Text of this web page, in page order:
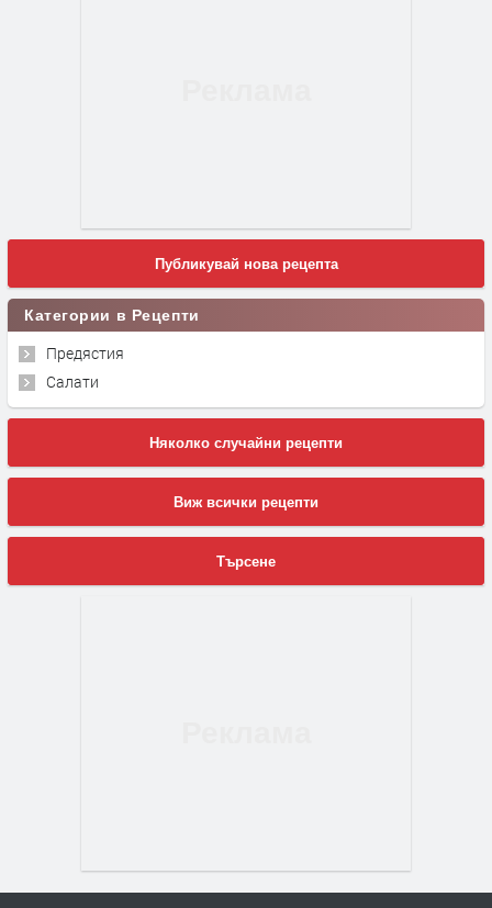
Публикувай нова рецепта
Категории в Рецепти
Предястия
Салати
Няколко случайни рецепти
Виж всички рецепти
Търсене